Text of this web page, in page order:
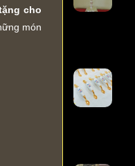
cho
món